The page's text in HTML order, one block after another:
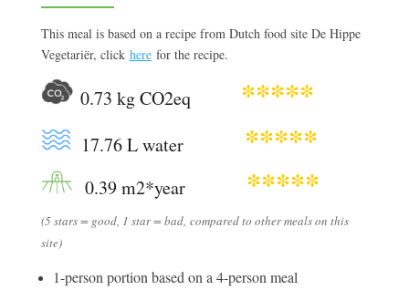
This meal is based on a recipe from Dutch food site De Hippe
Vegetariër, click here for the recipe.
0.73 kg CO2eq *****
17.76 L water *****
0.39 m2*year *****
(5 stars = good, 1 star = bad, compared to other meals on this
site)
1-person portion based on a 4-person meal